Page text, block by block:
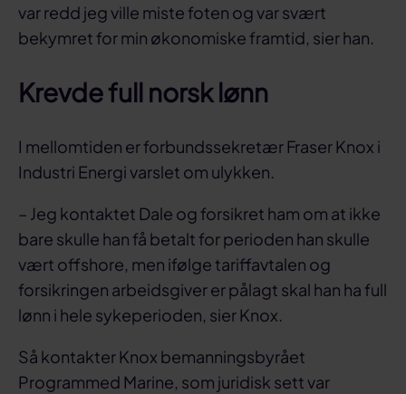
var redd jeg ville miste foten og var svært
bekymret for min økonomiske framtid, sier han.
Krevde full norsk lønn
I mellomtiden er forbundssekretær Fraser Knox i
Industri Energi varslet om ulykken.
– Jeg kontaktet Dale og forsikret ham om at ikke
bare skulle han få betalt for perioden han skulle
vært offshore, men ifølge tariffavtalen og
forsikringen arbeidsgiver er pålagt skal han ha full
lønn i hele sykeperioden, sier Knox.
Så kontakter Knox bemanningsbyrået
Programmed Marine, som juridisk sett var